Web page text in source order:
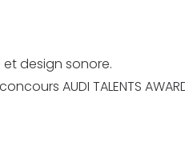
design sonore.
AUDI TALENTS